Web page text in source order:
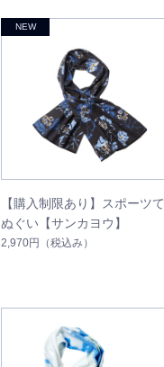
【購入制限あり】スポーツて
ぬぐい【サンカヨウ】
2,970円 （税込み）